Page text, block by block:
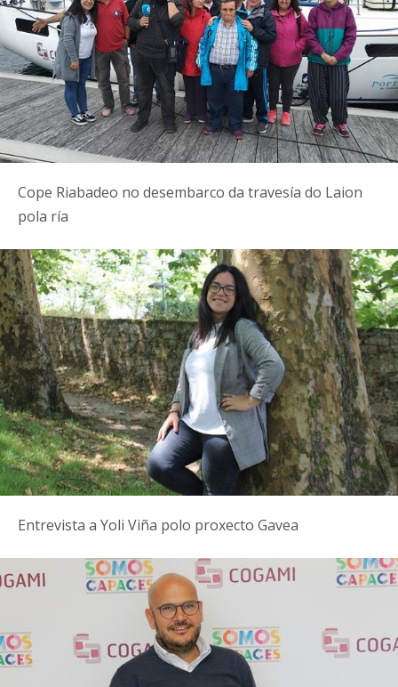
Cope Riabadeo no desembarco da travesía do Laion
pola ría
Entrevista a Yoli Viña polo proxecto Gavea